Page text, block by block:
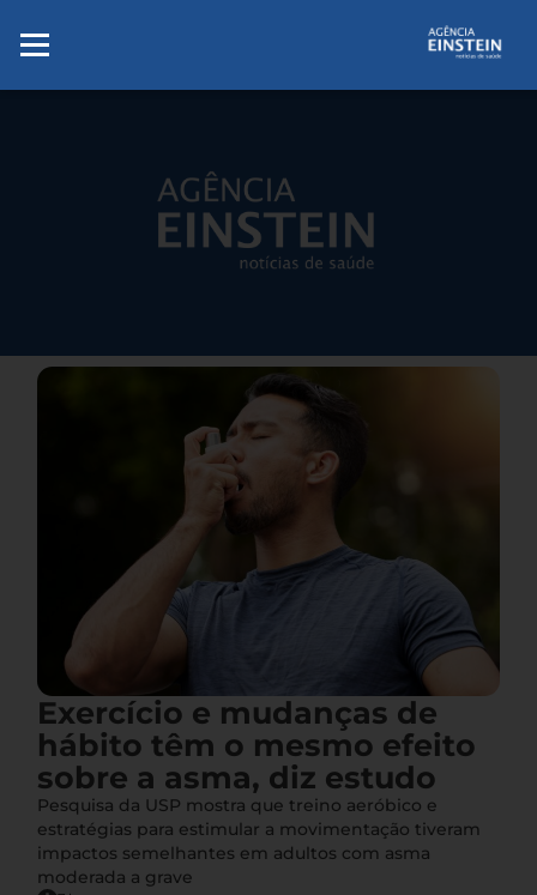
Exercício e mudanças de
hábito têm o mesmo efeito
sobre a asma, diz estudo
Pesquisa da USP mostra que treino aeróbico e
estratégias para estimular a movimentação tiveram
impactos semelhantes em adultos com asma
moderada a grave